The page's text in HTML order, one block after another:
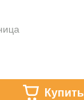
Купить